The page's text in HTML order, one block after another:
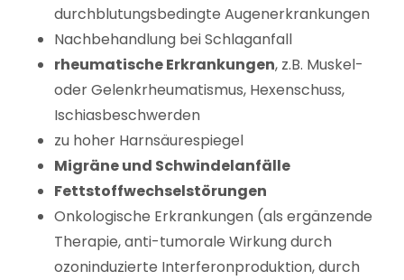
durchblutungsbedingte Augenerkrankungen
Nachbehandlung bei Schlaganfall
rheumatische Erkrankungen, z.B. Muskel-
oder Gelenkrheumatismus, Hexenschuss,
Ischiasbeschwerden
zu hoher Harnsäurespiegel
Migräne und Schwindelanfälle
Fettstoffwechselstörungen
Onkologische Erkrankungen (als ergänzende
Therapie, anti-tumorale Wirkung durch
ozoninduzierte Interferonproduktion, durch